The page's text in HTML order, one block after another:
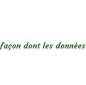
dont les données